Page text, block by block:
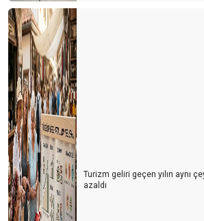
Turizm geliri geçen yılın aynı
azaldı